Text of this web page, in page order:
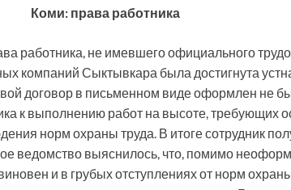
Коми: права работника
работника, не имевшего официального
компаний Сыктывкара была достигнута
договор в письменном виде оформлен не
к выполнению работ на высоте, требующих
норм охраны труда. В итоге сотрудник
ведомство выяснилось, что, помимо
и в грубых отступлениях от норм